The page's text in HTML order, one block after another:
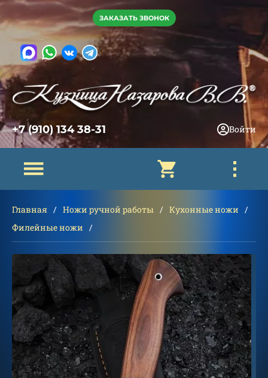
ЗАКАЗАТЬ ЗВОНОК
+7 (910) 134 38-31 Войти
Главная Ножи ручной работы
Кухонные ножи
Филейные ножи